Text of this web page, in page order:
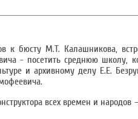
к бюсту М.Т. Калашникова,
- посетить среднюю школу,
и архивному делу Е.Е.
всех времен и